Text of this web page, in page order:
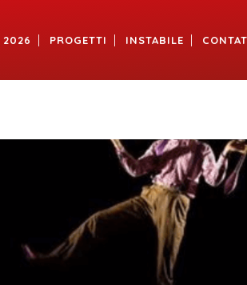
2026 PROGETTI INSTABILE